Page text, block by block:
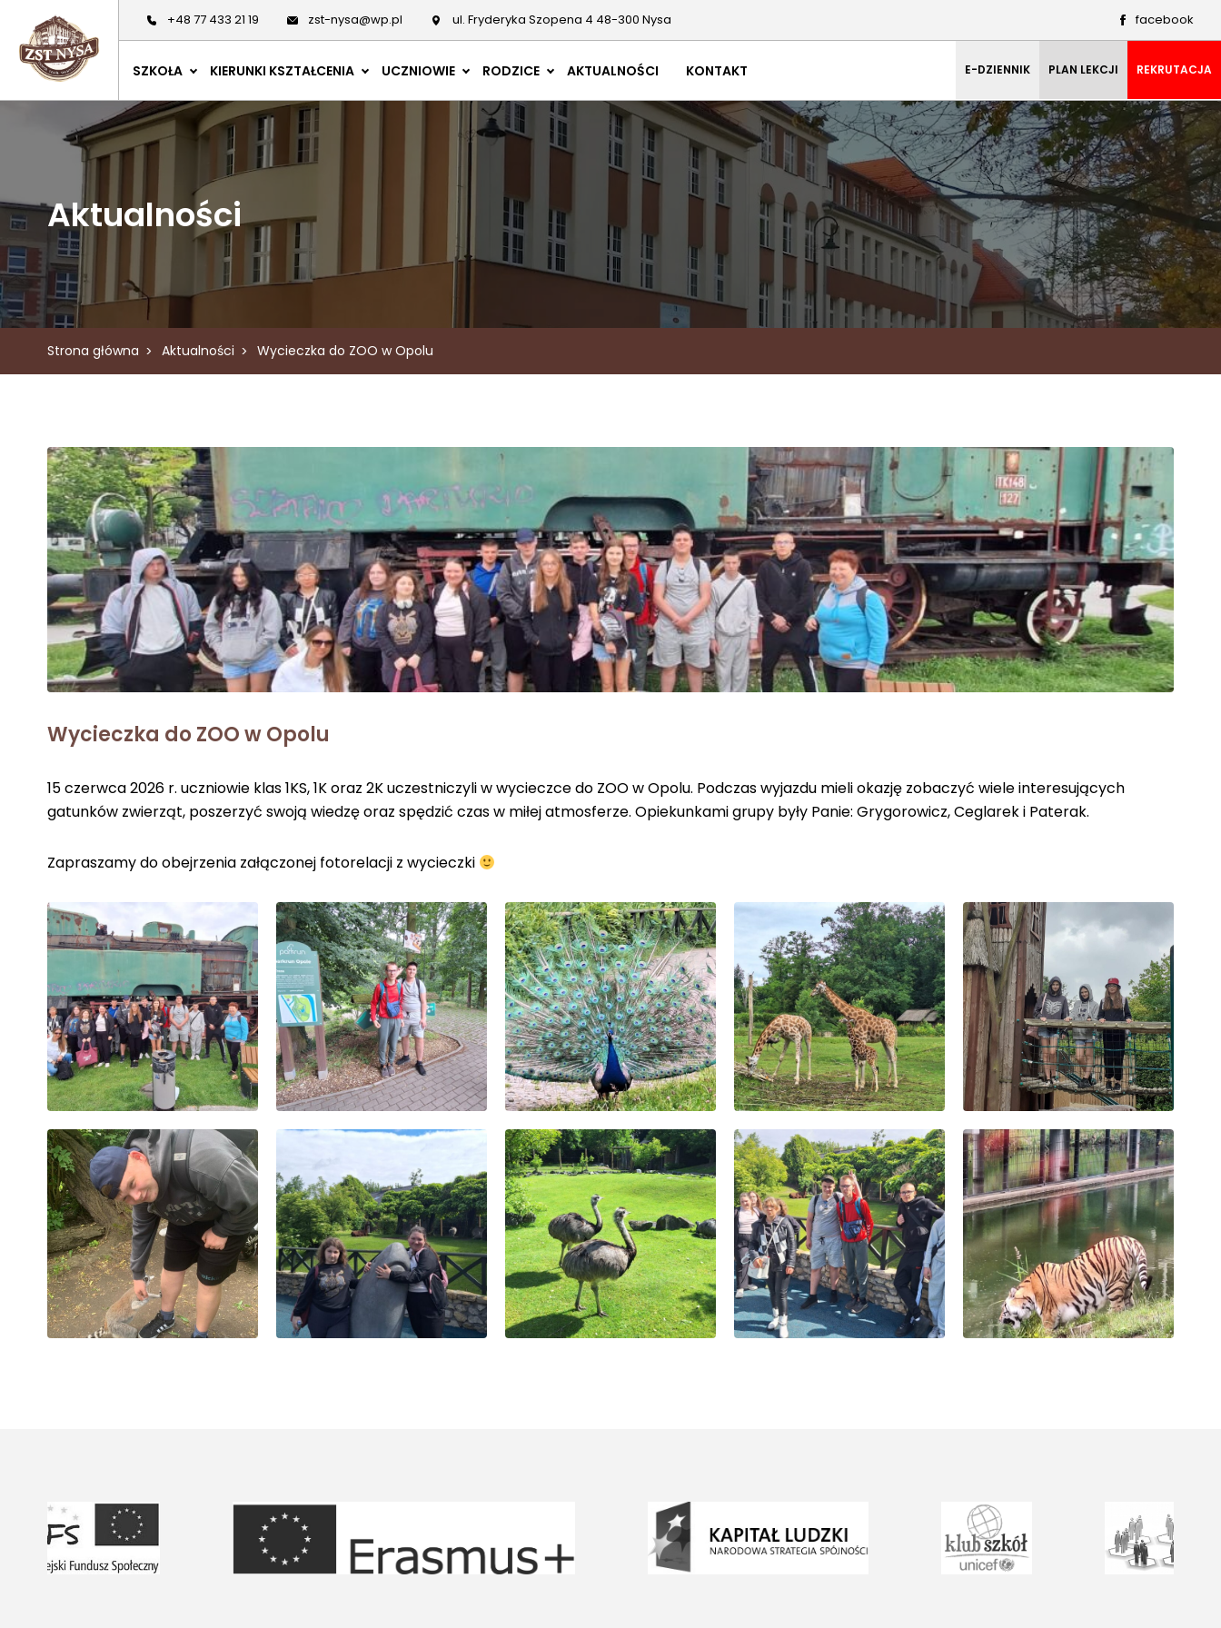
+48 77 433 21 19 zst-nysa@wp.pl ul. Fryderyka Szopena 4 48-300 Nysa facebook
SZKOŁA KIERUNKI KSZTAŁCENIA UCZNIOWIE RODZICE AKTUALNOŚCI KONTAKT E-DZIENNIK PLAN LEKCJI REKRUTACJA
Aktualności
Strona główna Aktualności Wycieczka do ZOO w Opolu
Wycieczka do ZOO w Opolu
15 czerwca 2026 r. uczniowie klas 1KS, 1K oraz 2K uczestniczyli w wycieczce do ZOO w Opolu. Podczas wyjazdu mieli okazję zobaczyć wiele interesujących
gatunków zwierząt, poszerzyć swoją wiedzę oraz spędzić czas w miłej atmosferze. Opiekunkami grupy były Panie: Grygorowicz, Ceglarek i Paterak.
Zapraszamy do obejrzenia załączonej fotorelacji z wycieczki